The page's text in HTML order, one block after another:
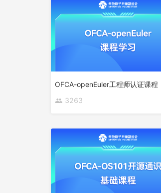
OFCA-openEuler工程师认证课程
3263